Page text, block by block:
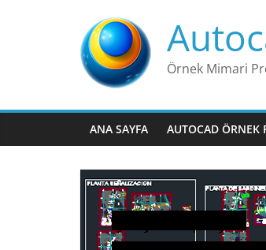
Örnek Mimari
ANA SAYFA AUTOCAD ÖRNEK